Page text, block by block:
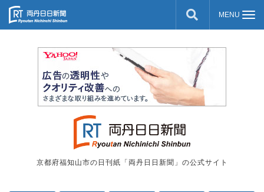
京都府福知山市の日刊紙「両丹日日新聞」の公式サイト